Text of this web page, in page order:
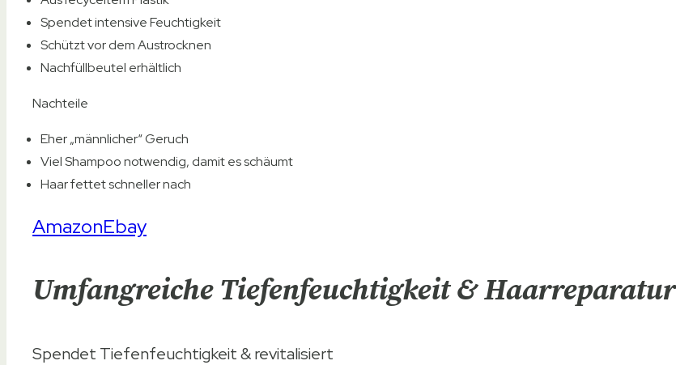
Spendet intensive Feuchtigkeit
Schützt vor dem Austrocknen
Nachfüllbeutel erhältlich
Nachteile
Eher „männlicher“ Geruch
Viel Shampoo notwendig, damit es schäumt
Haar fettet schneller nach
AmazonEbay
Umfangreiche Tiefenfeuchtigkeit & Haarreparatur
Spendet Tiefenfeuchtigkeit & revitalisiert